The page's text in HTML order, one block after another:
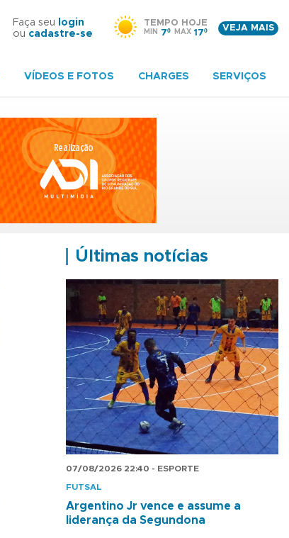
Faça seu
login
ou cadastre-se
TEMPO HOJE
MIN 7º MAX 17º
VEJA MAIS
VÍDEOS E FOTOS CHARGES SERVIÇOS
Últimas notícias
07/08/2026 22:40 - ESPORTE
FUTSAL
Argentino Jr vence e assume a
liderança da Segundona